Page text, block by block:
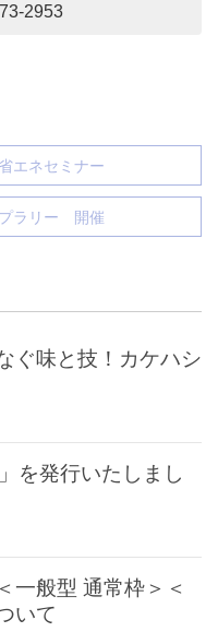
2953
エネセミナー
プラリー 開催
ぐ味と技！カケハシ
を発行いたしまし
一般型 通常枠＞＜
いて